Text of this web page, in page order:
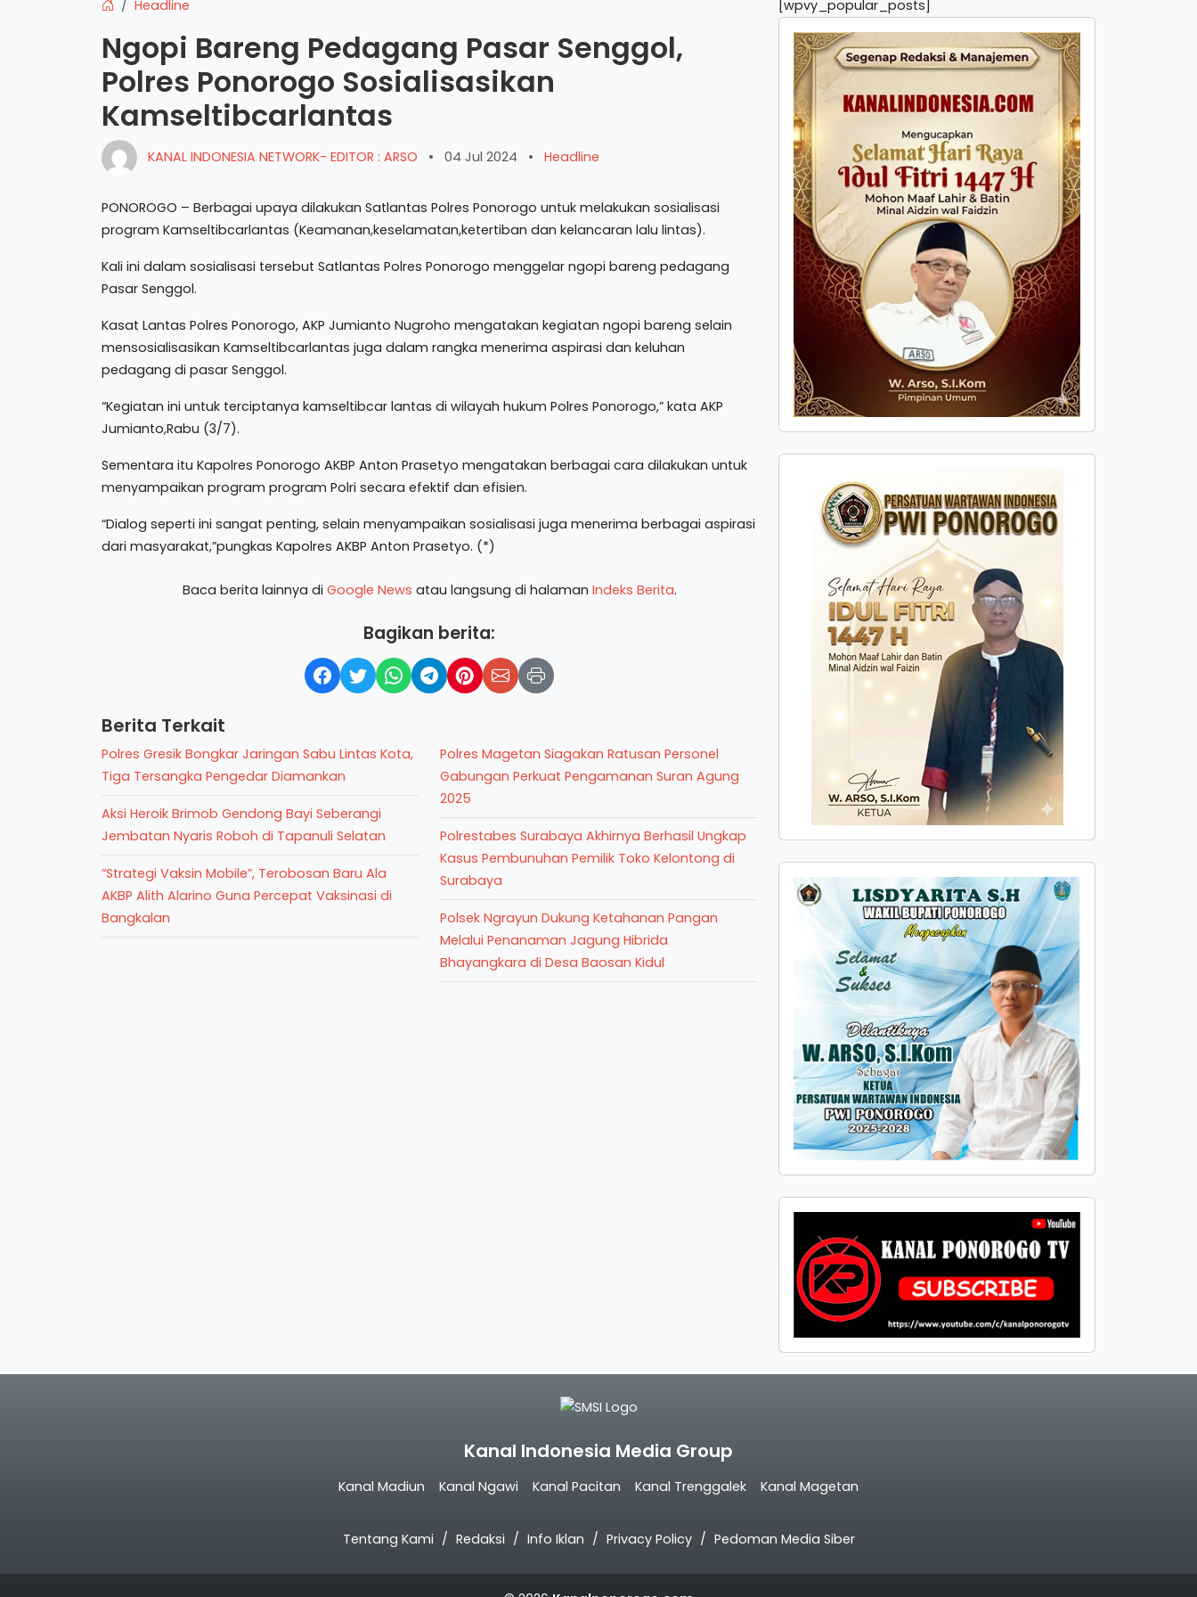
Headline
Ngopi Bareng Pedagang Pasar Senggol,
Polres Ponorogo Sosialisasikan
Kamseltibcarlantas
KANAL INDONESIA NETWORK- EDITOR : ARSO • 04 Jul 2024 • Headline
PONOROGO – Berbagai upaya dilakukan Satlantas Polres Ponorogo untuk melakukan sosialisasi
program Kamseltibcarlantas (Keamanan,keselamatan,ketertiban dan kelancaran lalu lintas).
Kali ini dalam sosialisasi tersebut Satlantas Polres Ponorogo menggelar ngopi bareng pedagang
Pasar Senggol.
Kasat Lantas Polres Ponorogo, AKP Jumianto Nugroho mengatakan kegiatan ngopi bareng selain
mensosialisasikan Kamseltibcarlantas juga dalam rangka menerima aspirasi dan keluhan
pedagang di pasar Senggol.
“Kegiatan ini untuk terciptanya kamseltibcar lantas di wilayah hukum Polres Ponorogo,” kata AKP
Jumianto,Rabu (3/7).
Sementara itu Kapolres Ponorogo AKBP Anton Prasetyo mengatakan berbagai cara dilakukan untuk
menyampaikan program program Polri secara efektif dan efisien.
“Dialog seperti ini sangat penting, selain menyampaikan sosialisasi juga menerima berbagai aspirasi
dari masyarakat,”pungkas Kapolres AKBP Anton Prasetyo. (*)
Baca berita lainnya di Google News atau langsung di halaman Indeks Berita.
Bagikan berita:
Berita Terkait
Polres Gresik Bongkar Jaringan Sabu Lintas Kota,
Tiga Tersangka Pengedar Diamankan
Aksi Heroik Brimob Gendong Bayi Seberangi
Jembatan Nyaris Roboh di Tapanuli Selatan
“Strategi Vaksin Mobile”, Terobosan Baru Ala
AKBP Alith Alarino Guna Percepat Vaksinasi di
Bangkalan
Polres Magetan Siagakan Ratusan Personel
Gabungan Perkuat Pengamanan Suran Agung
2025
Polrestabes Surabaya Akhirnya Berhasil Ungkap
Kasus Pembunuhan Pemilik Toko Kelontong di
Surabaya
Polsek Ngrayun Dukung Ketahanan Pangan
Melalui Penanaman Jagung Hibrida
Bhayangkara di Desa Baosan Kidul
[wpvy_popular_posts]
Kanal Indonesia Media Group
Kanal Madiun Kanal Ngawi Kanal Pacitan Kanal Trenggalek Kanal Magetan
Tentang Kami Redaksi Info Iklan Privacy Policy Pedoman Media Siber